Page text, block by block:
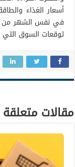
توقعات السوق التي
مقالات متعلقة